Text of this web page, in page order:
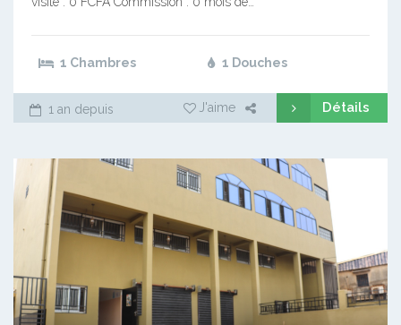
1 Chambres 1 Douches
1 an depuis J'aime Détails